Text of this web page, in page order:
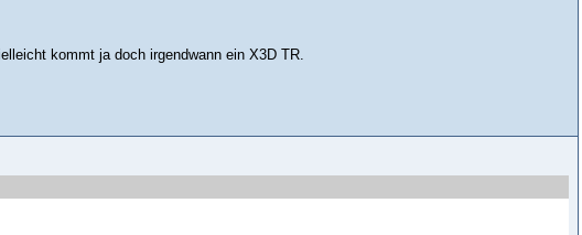
kommt ja doch irgendwann ein X3D TR.